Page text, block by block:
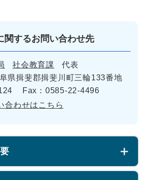
関するお問い合わせ先
社会教育課
代表
県揖斐郡揖斐川町三輪133番地
Fax：0585-22-4496
合わせはこちら